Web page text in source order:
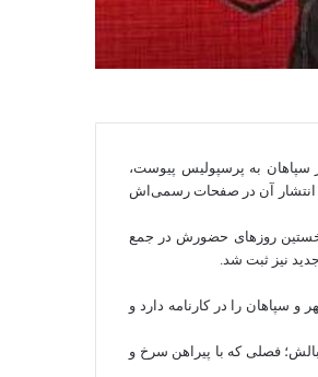
سپاهان به پرسپولیس پیوست،
و انتشار آن در صفحات رسمی‌اش
روزهای حضورش در جمع
نیز ثبت شد.
و سپاهان را در کارنامه دارد و
فصلی که با پیراهن سرخ و